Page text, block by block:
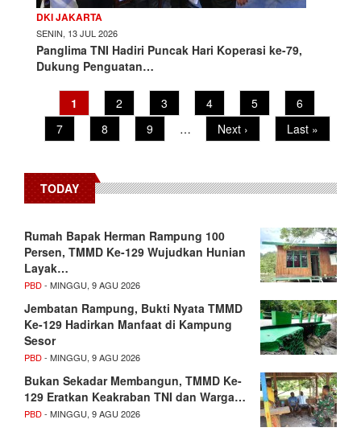
DKI JAKARTA
SENIN, 13 JUL 2026
Panglima TNI Hadiri Puncak Hari Koperasi ke-79,
Dukung Penguatan…
PaginationCurrent
page
1 Page
2 Page
3 Page
4 Page
5 Page
6
Page
7 Page
8 Page
9 …
Next
page
Next ›
Last
page
Last »
TODAY
Rumah Bapak Herman Rampung 100
Persen, TMMD Ke-129 Wujudkan Hunian
Layak…
PBD- MINGGU, 9 AGU 2026
Jembatan Rampung, Bukti Nyata TMMD
Ke-129 Hadirkan Manfaat di Kampung
Sesor
PBD- MINGGU, 9 AGU 2026
Bukan Sekadar Membangun, TMMD Ke-
129 Eratkan Keakraban TNI dan Warga…
PBD- MINGGU, 9 AGU 2026